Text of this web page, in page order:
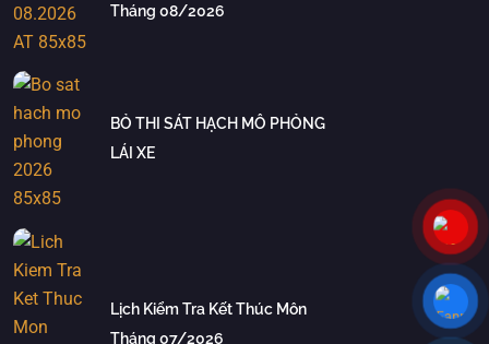
Tháng 08/2026
BỎ THI SÁT HẠCH MÔ PHỎNG
LÁI XE
Lịch Kiểm Tra Kết Thúc Môn
Tháng 07/2026